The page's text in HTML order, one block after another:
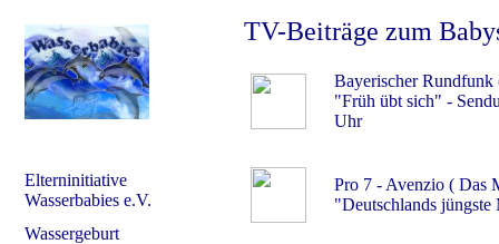
Elterninitiative
Wasserbabies e.V.
Wassergeburt
TV-Beiträge zum
Bayerischer Rundfunk
"Früh übt sich" -
Uhr
Pro 7 - Avenzio ( Das
"Deutschlands